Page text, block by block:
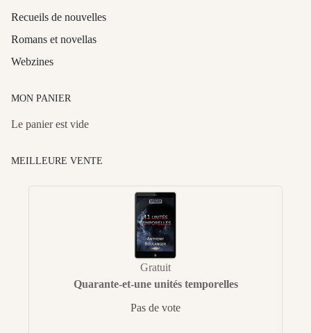
Recueils de nouvelles
Romans et novellas
Webzines
MON PANIER
Le panier est vide
MEILLEURE VENTE
Gratuit
Quarante-et-une unités temporelles
Pas de vote